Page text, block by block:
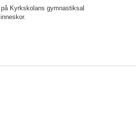
Kyrkskolans gymnastiksal